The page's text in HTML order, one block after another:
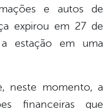
e autos de
expirou em 27 de
estação em uma
neste momento, a
financeiras que